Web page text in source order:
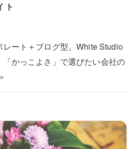
ト
ート＋ブログ型。White Studio
かっこよさ」で選びたい会社の